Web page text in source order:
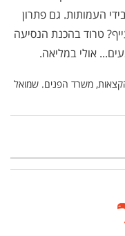
העמותות. גם פתרון
טרוד בהכנת הנסיעה
אולי במליאה.
משרד הפנים. שמואל